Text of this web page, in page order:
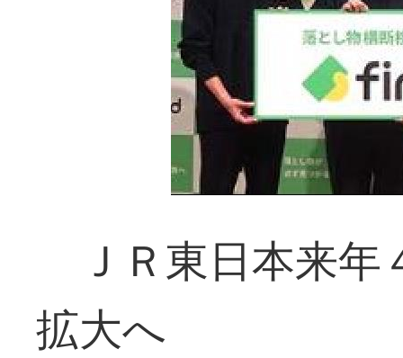
ＪＲ東日本来
拡大へ